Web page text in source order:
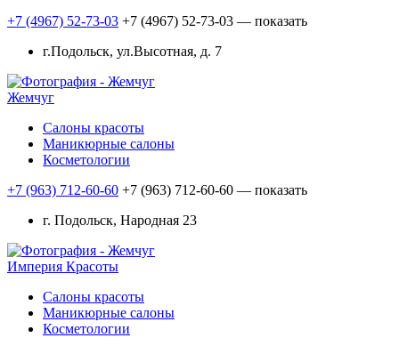
+7 (4967) 52-73-03 +7 (4967) 52-73-03 — показать
г.Подольск, ул.Высотная, д. 7
Жемчуг
Салоны красоты
Маникюрные салоны
Косметологии
+7 (963) 712-60-60 +7 (963) 712-60-60 — показать
г. Подольск, Народная 23
Империя Красоты
Салоны красоты
Маникюрные салоны
Косметологии